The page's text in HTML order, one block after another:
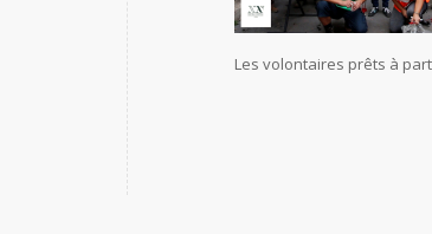
Les volontaires prêts à